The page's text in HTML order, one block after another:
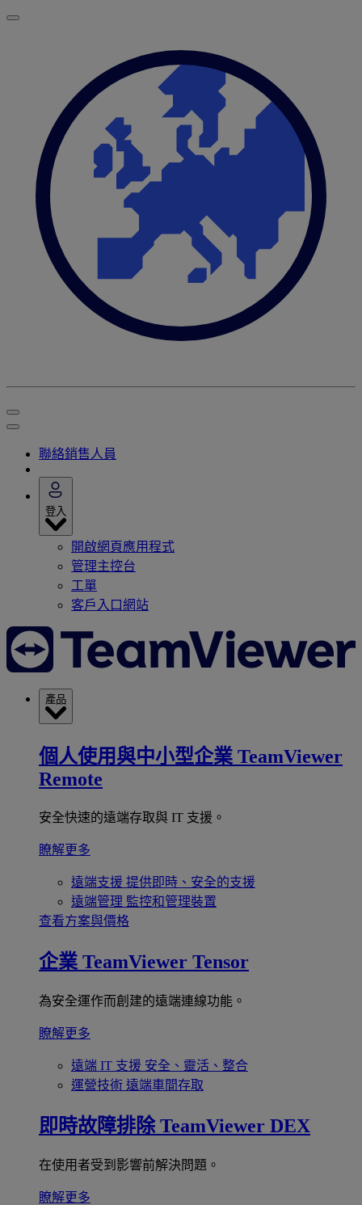
聯絡銷售人員
登入
開啟網頁應用程式
管理主控台
工單
客戶入口網站
產品
個人使用與中小型企業 TeamViewer
Remote
安全快速的遠端存取與 IT 支援。
瞭解更多
遠端支援 提供即時、安全的支援
遠端管理 監控和管理裝置
查看方案與價格
企業 TeamViewer Tensor
為安全運作而創建的遠端連線功能。
瞭解更多
遠端 IT 支援 安全、靈活、整合
運營技術 遠端車間存取
即時故障排除 TeamViewer DEX
在使用者受到影響前解決問題。
瞭解更多